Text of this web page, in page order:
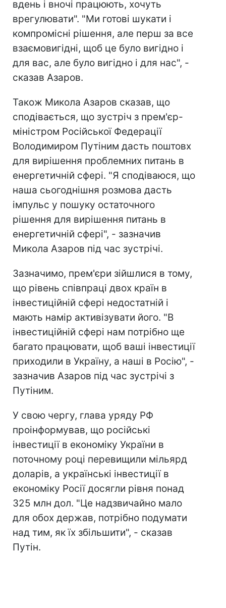
вдень і вночі працюють, хочуть
врегулювати". "Ми готові шукати і
компромісні рішення, але перш за все
взаємовигідні, щоб це було вигідно і
для вас, але було вигідно і для нас", -
сказав Азаров.
Також Микола Азаров сказав, що
сподівається, що зустріч з прем'єр-
міністром Російської Федерації
Володимиром Путіним дасть поштовх
для вирішення проблемних питань в
енергетичній сфері. "Я сподіваюся, що
наша сьогоднішня розмова дасть
імпульс у пошуку остаточного
рішення для вирішення питань в
енергетичній сфері", - зазначив
Микола Азаров під час зустрічі.
Зазначимо, прем'єри зійшлися в тому,
що рівень співпраці двох країн в
інвестиційній сфері недостатній і
мають намір активізувати його. "В
інвестиційній сфері нам потрібно ще
багато працювати, щоб ваші інвестиції
приходили в Україну, а наші в Росію", -
зазначив Азаров під час зустрічі з
Путіним.
У свою чергу, глава уряду РФ
проінформував, що російські
інвестиції в економіку України в
поточному році перевищили мільярд
доларів, а українські інвестиції в
економіку Росії досягли рівня понад
325 млн дол. "Це надзвичайно мало
для обох держав, потрібно подумати
над тим, як їх збільшити", - сказав
Путін.